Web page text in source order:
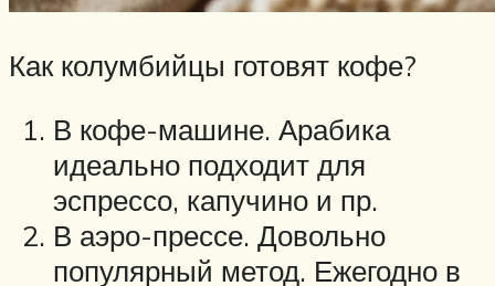
Как колумбийцы готовят кофе?
В кофе-машине. Арабика
идеально подходит для
эспрессо, капучино и пр.
В аэро-прессе. Довольно
популярный метод. Ежегодно в